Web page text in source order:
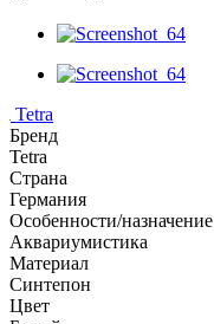
Tetra
Бренд
Tetra
Страна
Германия
Особенности/назначение
Аквариумистика
Материал
Синтепон
Цвет